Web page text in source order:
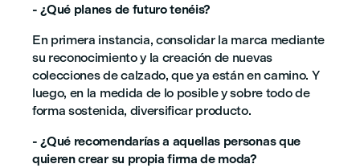
- ¿Qué planes de futuro tenéis?
En primera instancia, consolidar la marca mediante
su reconocimiento y la creación de nuevas
colecciones de calzado, que ya están en camino. Y
luego, en la medida de lo posible y sobre todo de
forma sostenida, diversificar producto.
- ¿Qué recomendarías a aquellas personas que
quieren crear su propia firma de moda?